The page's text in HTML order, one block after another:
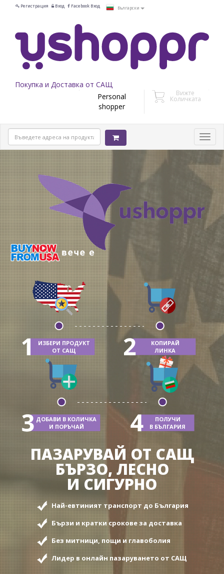
Регистрация Вход Facebook Вход Български
Покупка и Доставка от САЩ
Personal
shopper
Вижте
Количката
ИЗБЕРИ ПРОДУКТ
ОТ САЩ
КОПИРАЙ
ЛИНКА
ДОБАВИ В КОЛИЧКА
И ПОРЪЧАЙ
ПОЛУЧИ
В БЪЛГАРИЯ
ПАЗАРУВАЙ OT САЩ
БЪРЗО, ЛЕСНО
И СИГУРНО
Най-евтиният транспорт до България
Бързи и кратки срокове за доставка
Без митници, пощи и главоболия
Лидер в онлайн пазаруването от САЩ